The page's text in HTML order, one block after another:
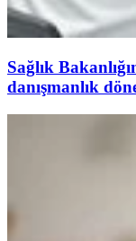
Sağlık
danışmanlık